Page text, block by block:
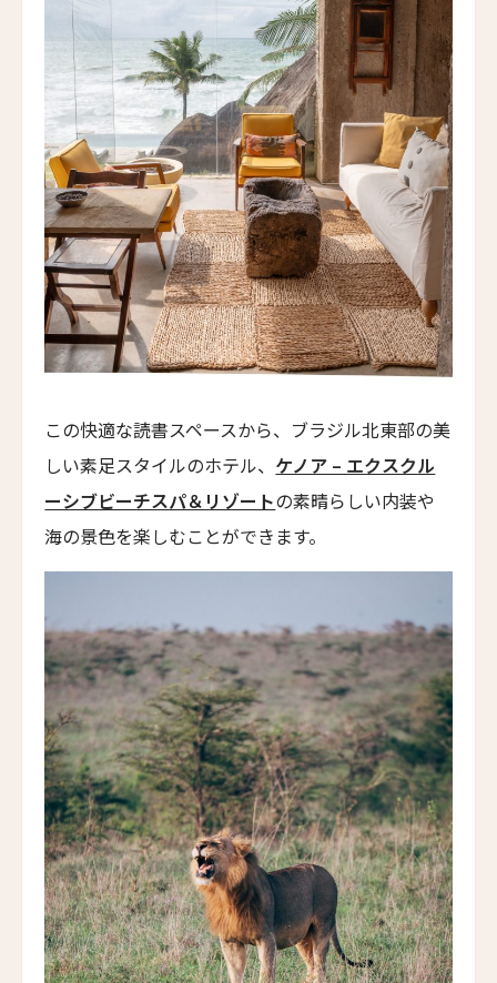
タル・ヴィラズ・レヴィータ
ロンティン・ヴィンヤード・ホテル
Longting Vineyard Hotel
ロン・リトリート&スパ
Lon Retreat and Spa
バーレ・リゾート・ゴア
Baale Resort Goa
ベルタム・ウェルネス スパ＆ヴィラズ
Bertam Wellness Spa and Villas
ファイブ スプリング リゾート ザ・白浜
ヨンチ・ホテル・シアン
Younch Hotel Xi'an
ホテル長楽館
Hotel Chourakukan
フォションホテル京都
ホテル・エクラ・北京
Hotel Éclat Beijing
イントゥ・ホテル・チビ
INTO Hotel Chibi
カイプー・オン・ザ・リーフ
Kaipuu on the Reef
ザ・ドーン・ラグジュアリーホテル
The Dawn Luxury Hotel
ホテル・レ・アルミュール
Hotel Les Armures
この快適な読書スペースから、ブラジル北東部の美
しい素足スタイルのホテル、 ケノア – エクスクル
ーシブビーチスパ＆リゾートの素晴らしい内装や
海の景色を楽しむことができます。